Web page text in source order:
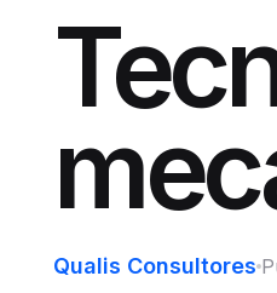
Qualis Consultores